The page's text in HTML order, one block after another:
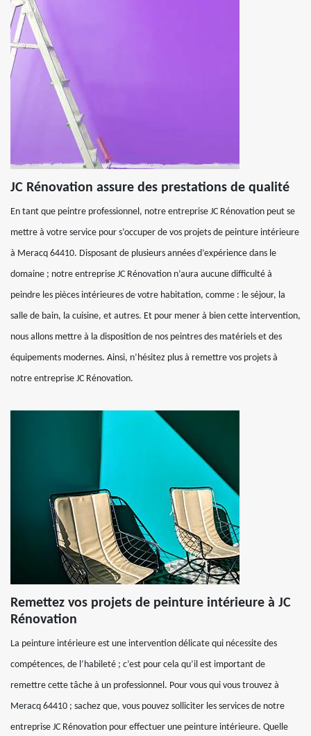
JC Rénovation assure des prestations de qualité
En tant que peintre professionnel, notre entreprise JC Rénovation peut se
mettre à votre service pour s’occuper de vos projets de peinture intérieure
à Meracq 64410. Disposant de plusieurs années d’expérience dans le
domaine ; notre entreprise JC Rénovation n’aura aucune difficulté à
peindre les pièces intérieures de votre habitation, comme : le séjour, la
salle de bain, la cuisine, et autres. Et pour mener à bien cette intervention,
nous allons mettre à la disposition de nos peintres des matériels et des
équipements modernes. Ainsi, n’hésitez plus à remettre vos projets à
notre entreprise JC Rénovation.
Remettez vos projets de peinture intérieure à JC
Rénovation
La peinture intérieure est une intervention délicate qui nécessite des
compétences, de l’habileté ; c’est pour cela qu’il est important de
remettre cette tâche à un professionnel. Pour vous qui vous trouvez à
Meracq 64410 ; sachez que, vous pouvez solliciter les services de notre
entreprise JC Rénovation pour effectuer une peinture intérieure. Quelle